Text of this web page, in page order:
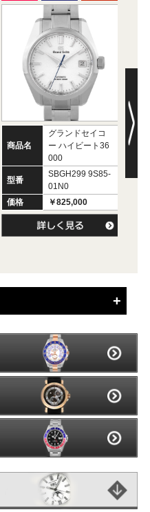
商品名
グランドセイコ
ー ハイビート36
000
型番
SBGH299 9S85-
01N0
価格
￥825,000